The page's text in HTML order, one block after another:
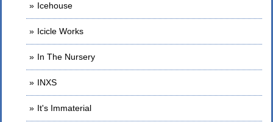
Icehouse
Icicle Works
In The Nursery
INXS
It's Immaterial